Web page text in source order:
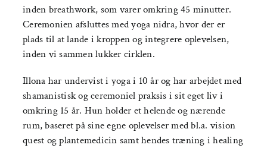
inden breathwork, som varer omkring 45 minutter.
Ceremonien afsluttes med yoga nidra, hvor der er
plads til at lande i kroppen og integrere oplevelsen,
inden vi sammen lukker cirklen.
Illona har undervist i yoga i 10 år og har arbejdet med
shamanistisk og ceremoniel praksis i sit eget liv i
omkring 15 år. Hun holder et helende og nærende
rum, baseret på sine egne oplevelser med bl.a. vision
quest og plantemedicin samt hendes træning i healing